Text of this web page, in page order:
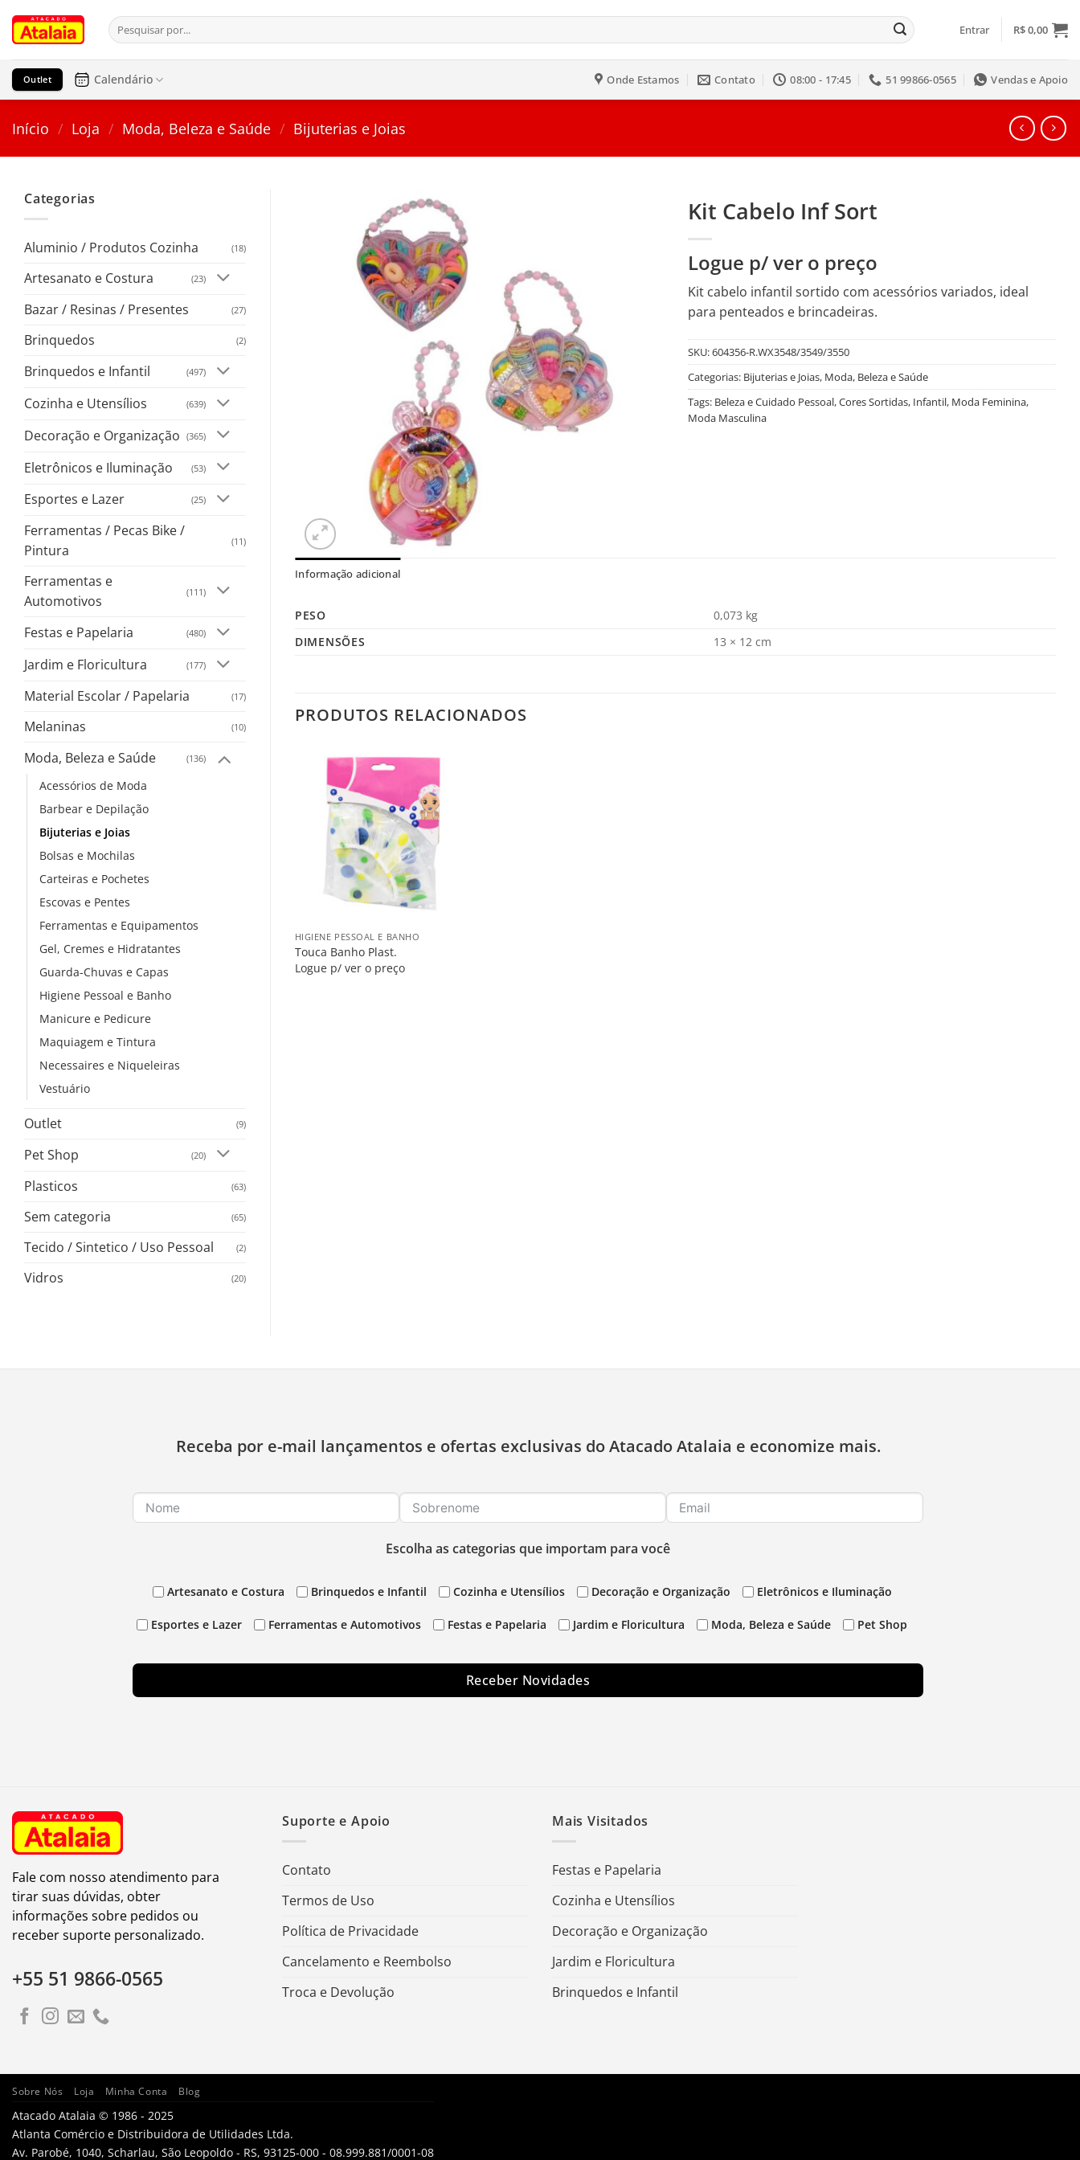
para
conteúdo
Pesquisar
por:
Entrar R$0,00
Outlet Calendário Onde Estamos Contato 08:00 - 17:45 51 99866-0565 Vendas e Apoio
Início / Loja / Moda, Beleza e Saúde / Bijuterias e Joias
Categorias
Aluminio / Produtos Cozinha (18)
Artesanato e Costura (23)
Bazar / Resinas / Presentes (27)
Brinquedos (2)
Brinquedos e Infantil (497)
Cozinha e Utensílios (639)
Decoração e Organização (365)
Eletrônicos e Iluminação (53)
Esportes e Lazer (25)
Ferramentas / Pecas Bike /
Pintura
(11)
Ferramentas e
Automotivos
(111)
Festas e Papelaria (480)
Jardim e Floricultura (177)
Material Escolar / Papelaria (17)
Melaninas (10)
Moda, Beleza e Saúde (136)
Acessórios de Moda
Barbear e Depilação
Bijuterias e Joias
Bolsas e Mochilas
Carteiras e Pochetes
Escovas e Pentes
Ferramentas e Equipamentos
Gel, Cremes e Hidratantes
Guarda-Chuvas e Capas
Higiene Pessoal e Banho
Manicure e Pedicure
Maquiagem e Tintura
Necessaires e Niqueleiras
Vestuário
Outlet (9)
Pet Shop (20)
Plasticos (63)
Sem categoria (65)
Tecido / Sintetico / Uso Pessoal (2)
Vidros (20)
Kit Cabelo Inf Sort
Logue p/ ver o preço
Kit cabelo infantil sortido com acessórios variados, ideal
para penteados e brincadeiras.
SKU:604356-R.WX3548/3549/3550
Categorias: Bijuterias e Joias, Moda, Beleza e Saúde
Tags: Beleza e Cuidado Pessoal,Cores Sortidas, Infantil, Moda Feminina,
Moda Masculina
Informação adicional
PESO
0,073 kg
DIMENSÕES
13 × 12 cm
PRODUTOS RELACIONADOS
Salvar
Lista
HIGIENE PESSOAL E BANHO
Touca Banho Plast.
Logue p/ ver o preço
Receba por e-mail lançamentos e ofertas exclusivas do Atacado Atalaia e economize mais.
Escolha as categorias que importam para você
Artesanato e Costura Brinquedos e Infantil Cozinha e Utensílios Decoração e Organização Eletrônicos e Iluminação
Esportes e Lazer Ferramentas e Automotivos Festas e Papelaria Jardim e Floricultura Moda, Beleza e Saúde Pet Shop
Receber Novidades
Fale com nosso atendimento para
tirar suas dúvidas, obter
informações sobre pedidos ou
receber suporte personalizado.
+55 51 9866-0565
Suporte e Apoio
Contato
Termos de Uso
Política de Privacidade
Cancelamento e Reembolso
Troca e Devolução
Mais Visitados
Festas e Papelaria
Cozinha e Utensílios
Decoração e Organização
Jardim e Floricultura
Brinquedos e Infantil
Sobre Nós Loja Minha Conta Blog
Atacado Atalaia © 1986 - 2025
Atlanta Comércio e Distribuidora de Utilidades Ltda.
Av. Parobé, 1040, Scharlau, São Leopoldo - RS, 93125-000 - 08.999.881/0001-08